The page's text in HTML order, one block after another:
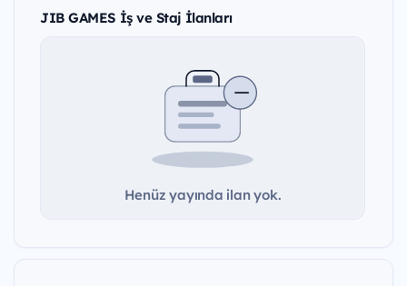
JIB GAMES İş ve Staj İlanları
Henüz yayında ilan yok.